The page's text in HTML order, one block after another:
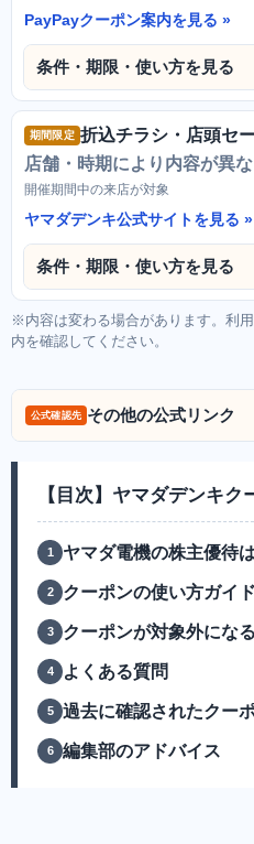
PayPayクーポン案内を見る
条件・期限・使い方を見る
期間限定 折込チラシ・店頭セ
店舗・時期により内容が異
開催期間中の来店が対象
ヤマダデンキ公式サイトを見る
条件・期限・使い方を見る
※内容は変わる場合があります。利
内を確認してください。
公式確認先 その他の公式リンク
【目次】ヤマダデンキク
ヤマダ電機の株主優待
クーポンの使い方ガイド
クーポンが対象外にな
よくある質問
過去に確認されたクー
編集部のアドバイス